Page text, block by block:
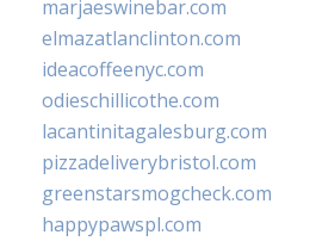
marjaeswinebar.com
elmazatlanclinton.com
ideacoffeenyc.com
odieschillicothe.com
lacantinitagalesburg.com
pizzadeliverybristol.com
greenstarsmogcheck.com
happypawspl.com